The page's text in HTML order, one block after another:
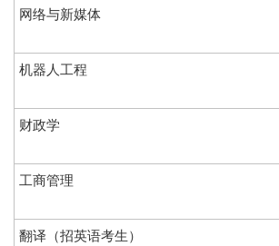
网络与新媒体
机器人工程
财政学
工商管理
翻译（招英语考生）